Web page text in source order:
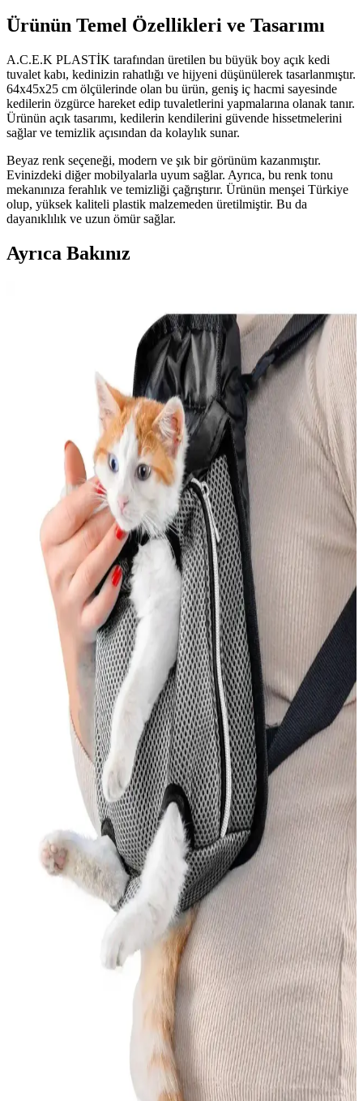
Ürünün Temel Özellikleri ve Tasarımı
A.C.E.K PLASTİK tarafından üretilen bu büyük boy açık kedi
tuvalet kabı, kedinizin rahatlığı ve hijyeni düşünülerek tasarlanmıştır.
64x45x25 cm ölçülerinde olan bu ürün, geniş iç hacmi sayesinde
kedilerin özgürce hareket edip tuvaletlerini yapmalarına olanak tanır.
Ürünün açık tasarımı, kedilerin kendilerini güvende hissetmelerini
sağlar ve temizlik açısından da kolaylık sunar.
Beyaz renk seçeneği, modern ve şık bir görünüm kazanmıştır.
Evinizdeki diğer mobilyalarla uyum sağlar. Ayrıca, bu renk tonu
mekanınıza ferahlık ve temizliği çağrıştırır. Ürünün menşei Türkiye
olup, yüksek kaliteli plastik malzemeden üretilmiştir. Bu da
dayanıklılık ve uzun ömür sağlar.
Ayrıca Bakınız
Kediler için şehir yaşamında güvenlik ve konfor sağlayan ürünler,
özellikle kedi evleri ve tırmalama tahtaları, kedilerin sağlıklı ve
mutlu kalmasını sağlar.
En İyi Kedi Oyuncakları: Güvenli ve Eğlenceli
Seçenekler ile Kedinizin Mutluluğu
Kedinizin sağlığı ve mutluluğu için doğru oyuncakları seçin.
Güvenlik ve eğlenceyi bir arada sunan ürünlerle kedinizin enerjisini
atmasını sağlayın.
Kedi Korkuluğu Nedir ve Evde Güvenliği Sağlamak
İçin Nasıl Kullanılır
Kedi korkuluğu, kedilerin güvenliğini sağlayan ve evde düzeni
koruyan pratik çözümler olup, farklı malzemeler ve kullanım
alanlarıyla kedilerin özgürlüğünü kısıtlamadan güvenliği sağlar.
Yerli Kedi Mamaları: Ekonomik ve Güvenilir
Seçenekler Türkiye’de Üretilen Ürünler
Türkiye’de üretilen yerli kedi mamaları uygun fiyatlı ve kaliteli
seçenekler sunar. Kedinizin ihtiyaçlarına uygun ürünleri seçmek için
içerik ve protein oranlarına dikkat edin.
Kedi Tüy Dökmesini Azaltmak İçin Etkili İlaçlar ve
Güvenilir Yöntemler
Kedi tüy dökmesini azaltmak için veteriner onaylı ürünler, doğal
çözümler ve düzenli bakım önerileri hakkında bilgi edinin.
MEO Kedi Maması Ton Balık ve Deniz Taragı
İçeriğiyle Sağlıklı Beslenme Seçenekleri
MEO'nun ton balık ve deniz taragı içeren kedi mamaları, doğal ve
kaliteli içerikleriyle kedilerin sağlıklı gelişimini destekler, parlak tüy
ve güçlü bağışıklık sağlar.
Somon İçeriği Zengin Yavru Kedi Mamaları:
Sağlıklı ve Lezzetli Seçenekler
Yavru kedinizin sağlıklı büyümesi ve gelişimi için somon içeriği
zengin, doğal ve besleyici yavru kedi mamalarını tercih edin.
Omega-3 ve protein açısından yüksek içeriklerle kedinizin yaşam
Kedi Ana Kucağı Çantaları: Güvenli ve Konforlu
Kediniz Taşıma Çözümleri